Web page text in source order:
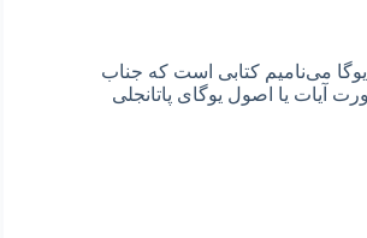
می‌نامیم کتابی است که جناب
آیات یا اصول یوگای پاتانجلی